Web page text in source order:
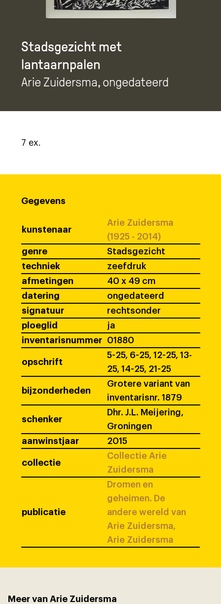
Stadsgezicht met
lantaarnpalen
Arie Zuidersma, ongedateerd
7 ex.
Gegevens
kunstenaar
Arie Zuidersma
(1925 - 2014)
genre
Stadsgezicht
techniek
zeefdruk
afmetingen
40 x 49 cm
datering
ongedateerd
signatuur
rechtsonder
ploeglid
ja
inventarisnummer
01880
opschrift
5-25, 6-25, 12-25, 13-
25, 14-25, 21-25
bijzonderheden
Grotere variant van
inventarisnr. 1879
schenker
Dhr. J.L. Meijering,
Groningen
aanwinstjaar
2015
collectie
Collectie Arie
Zuidersma
publicatie
Dromen en
geheimen. De
andere wereld van
Arie Zuidersma,
Arie Zuidersma
Meer van Arie Zuidersma